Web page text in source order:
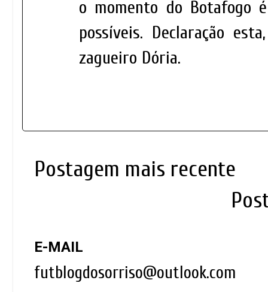
o momento do Botafogo
possíveis. Declaração
zagueiro Dória.
Postagem mais recente
E-MAIL
futblogdosorriso@outlook.com